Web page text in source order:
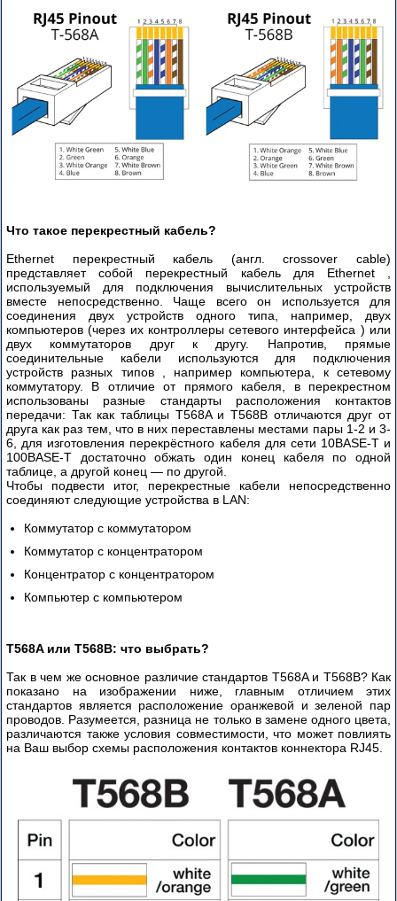
Что такое перекрестный кабель?
Ethernet перекрестный кабель (англ. crossover cable)
представляет собой перекрестный кабель для Ethernet ,
используемый для подключения вычислительных устройств
вместе непосредственно. Чаще всего он используется для
соединения двух устройств одного типа, например, двух
компьютеров (через их контроллеры сетевого интерфейса ) или
двух коммутаторов друг к другу. Напротив, прямые
соединительные кабели используются для подключения
устройств разных типов , например компьютера, к сетевому
коммутатору. В отличие от прямого кабеля, в перекрестном
использованы разные стандарты расположения контактов
передачи: Так как таблицы T568A и T568B отличаются друг от
друга как раз тем, что в них переставлены местами пары 1-2 и 3-
6, для изготовления перекрёстного кабеля для сети 10BASE-T и
100BASE-T достаточно обжать один конец кабеля по одной
таблице, а другой конец — по другой.
Чтобы подвести итог, перекрестные кабели непосредственно
соединяют следующие устройства в LAN:
Коммутатор с коммутатором
Коммутатор с концентратором
Концентратор с концентратором
Компьютер с компьютером
T568A или T568B: что выбрать?
Так в чем же основное различие стандартов T568A и T568B? Как
показано на изображении ниже, главным отличием этих
стандартов является расположение оранжевой и зеленой пар
проводов. Разумеется, разница не только в замене одного цвета,
различаются также условия совместимости, что может повлиять
на Ваш выбор схемы расположения контактов коннектора RJ45.
Конфигурирование
маршрутизаторов
Cisco
Востановление
пароля
управления
IOS
Cisco
-
часть
1
Команды
управления
IOS
Cisco
-
часть
2